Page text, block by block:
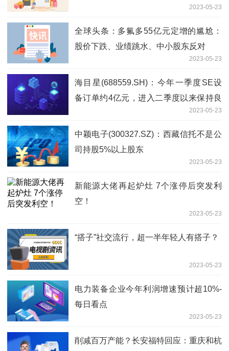
2023-05-23
全球头条：多氟多55亿元定增的尴尬：
股价下跌、业绩跳水、中小股东反对
2023-05-23
海目星(688559.SH)：今年一季度SE设
备订单约4亿元，进入二季度以来保持良
2023-05-23
中颖电子(300327.SZ)：西藏信托不是公
司持股5%以上股东
2023-05-23
新能源大佬再起炉灶 7个涨停后突发利
空！
2023-05-23
“搭子”社交流行，超一半年轻人有搭子？
2023-05-23
电力装备企业今年利润增速预计超10%-
每日看点
2023-05-23
削减百万产能？长安福特回应：重庆和杭